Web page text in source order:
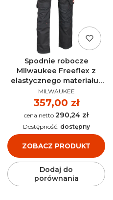
Spodnie robocze
Milwaukee Freeflex z
elastycznego materiału i
kieszeniami kaburowymi
PRODUCENT
MILWAUKEE
Cena
357,00 zł
Cena 290,24 zł
ZOBACZ PRODUKT
Dostępność: dostępny
Dodaj do
porównania